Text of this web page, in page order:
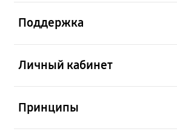
Поддержка
Личный кабинет
Принципы